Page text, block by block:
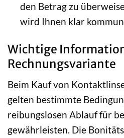
den Betrag zu
wird Ihnen klar
Wichtige
Rechnungsvariante
Beim Kauf von
gelten bestimmte
reibungslosen Ablauf für
gewährleisten. Die